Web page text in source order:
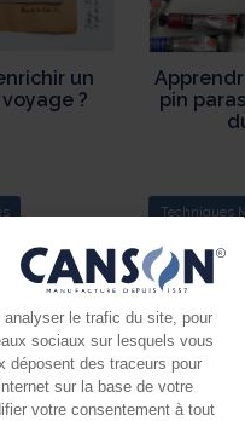
un
?
pin
Techniques
le trafic du site, pour
sociaux sur lesquels vous
déposent des traceurs pour
sur la base de votre
votre consentement à tout